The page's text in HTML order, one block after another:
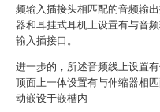
频输入插接头相匹配的音频输
器和耳挂式耳机上设置有与音
输入插接口。
进一步的，所述音频线上设置
顶面上一体设置有与伸缩器相
动嵌设于嵌槽内